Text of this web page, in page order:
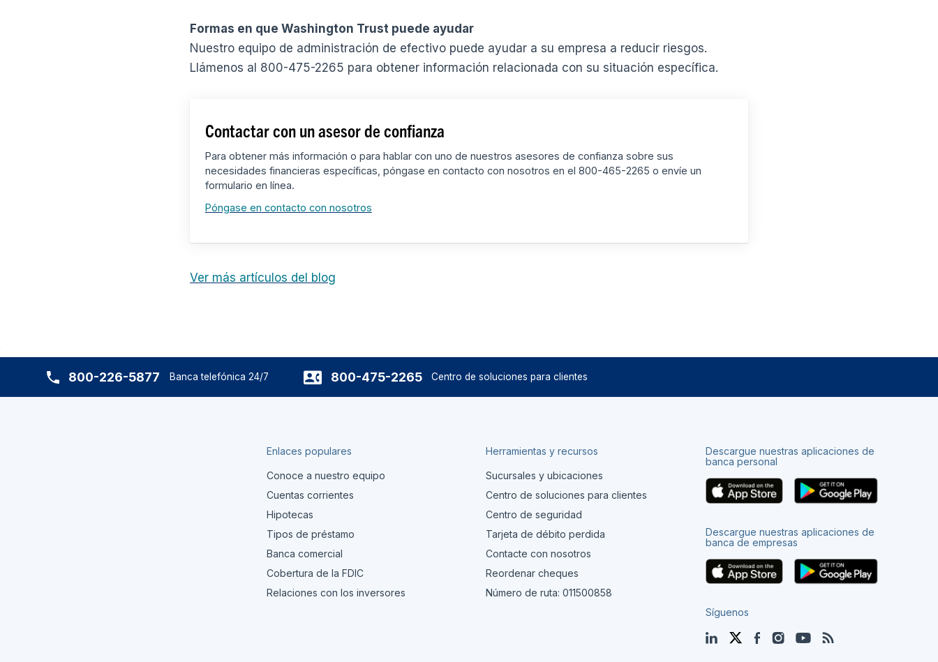
Formas en que Washington Trust puede ayudar
Nuestro equipo de administración de efectivo puede ayudar a su empresa a reducir riesgos.
Llámenos al 800-475-2265 para obtener información relacionada con su situación específica.
Contactar con un asesor de confianza
Para obtener más información o para hablar con uno de nuestros asesores de confianza sobre sus
necesidades financieras específicas, póngase en contacto con nosotros en el 800-465-2265 o envíe un
formulario en línea.
Póngase en contacto con nosotros
Ver más artículos del blog
800-226-5877 Banca telefónica 24/7 800-475-2265 Centro de soluciones para clientes
Enlaces populares
Conoce a nuestro equipo
Cuentas corrientes
Hipotecas
Tipos de préstamo
Banca comercial
Cobertura de la FDIC
Relaciones con los inversores
Herramientas y recursos
Sucursales y ubicaciones
Centro de soluciones para clientes
Centro de seguridad
Tarjeta de débito perdida
Contacte con nosotros
Reordenar cheques
Número de ruta: 011500858
Descargue nuestras aplicaciones de
banca personal
Descargue nuestras aplicaciones de
banca de empresas
Síguenos
LinkedInTwitterFacebook
InstagramYouTube
Blog